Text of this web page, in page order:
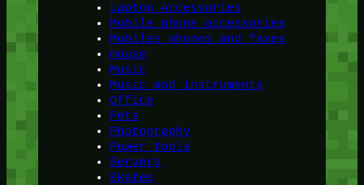
Laptop Accessories
Mobile phone accessories
Mobiles phones and faxes
mouse
Music
Music and instruments
Office
Pets
Photography
Power tools
Servers
Skates